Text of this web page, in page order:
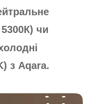
чи
з Aqara.